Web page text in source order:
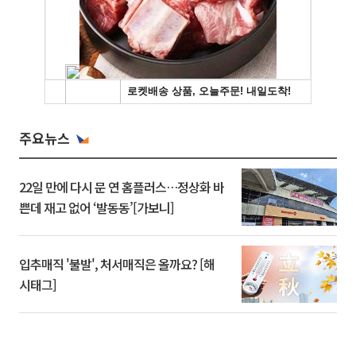
주요뉴스
22일 만에 다시 문 연 홈플러스…정상화 바
쁜데 재고 없어 ‘발동동’[가보니]
입추매직 '불발', 처서매직은 올까요? [해
시태그]